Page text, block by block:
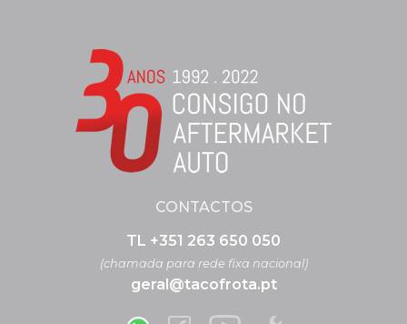
CONTACTOS
TL +351 263 650 050
(chamada para rede fixa nacional)
geral@tacofrota.pt